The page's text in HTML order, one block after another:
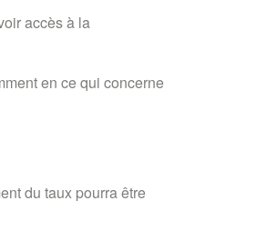
accès à la
en ce qui concerne
du taux pourra être